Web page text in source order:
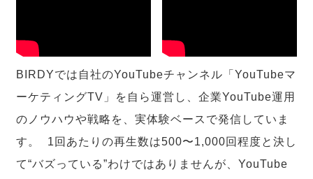
BIRDYでは自社のYouTubeチャンネル「YouTubeマ
ーケティングTV」を自ら運営し、企業YouTube運用
のノウハウや戦略を、実体験ベースで発信していま
す。 1回あたりの再生数は500〜1,000回程度と決し
て“バズっている”わけではありませんが、YouTube